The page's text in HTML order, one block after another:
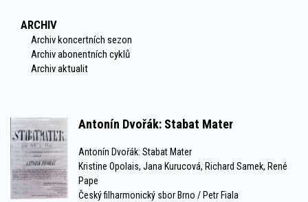
ARCHIV
Archiv koncertních sezon
Archiv abonentních cyklů
Archiv aktualit
Antonín Dvořák: Stabat Mater
Antonín Dvořák: Stabat Mater
Kristine Opolais, Jana Kurucová, Richard Samek, René
Pape
Český filharmonický sbor Brno / Petr Fiala